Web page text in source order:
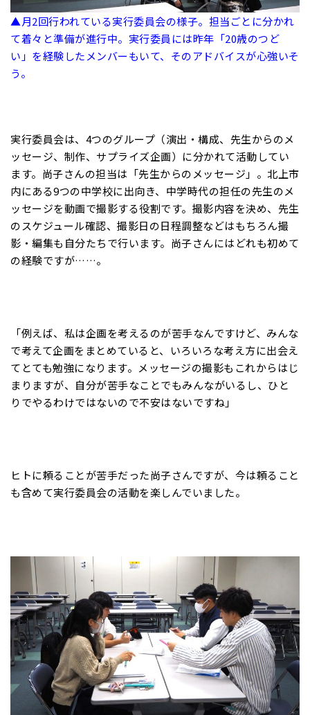
▲月2回行われている実行委員会の様子。担当ごとに分かれ
て着々と準備が進行中。実行委員には昨年「20歳のつど
い」を経験したメンバーもいて、そのアドバイスが心強いそ
う。
実行委員会は、4つのグループ（演出・構成、先生からのメ
ッセージ、制作、サプライズ企画）に分かれて活動してい
ます。尚子さんの担当は「先生からのメッセージ」。北上市
内にある9つの中学校に出向き、中学時代の担任の先生のメ
ッセージを動画で撮影する役割です。撮影内容を決め、先生
のスケジュール確認、撮影日の日程調整などはもちろん撮
影・編集も自分たちで行います。尚子さんにはどれも初めて
の経験ですが……。
「例えば、私は企画を考えるのが苦手なんですけど、みんな
で考えて企画をまとめていると、いろいろな考え方に出会え
てとても勉強になります。メッセージの撮影もこれからはじ
まりますが、自分が苦手なことでもみんながいるし、ひと
りでやるわけではないので不安はないですね」
ヒトに頼ることが苦手だった尚子さんですが、今は頼ること
も含めて実行委員会の活動を楽しんでいました。